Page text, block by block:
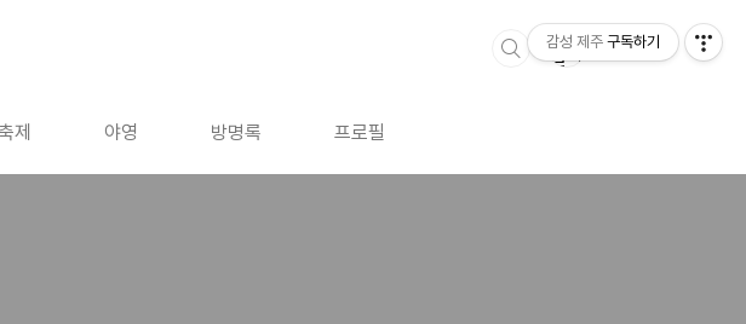
제 야영 방명록 프로필
감성 제주 구독하기